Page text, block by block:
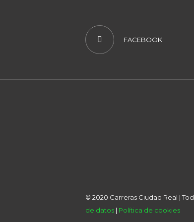
FACEBOOK
© 2020 Carreras Ciudad Real |
de datos | Política de cookies